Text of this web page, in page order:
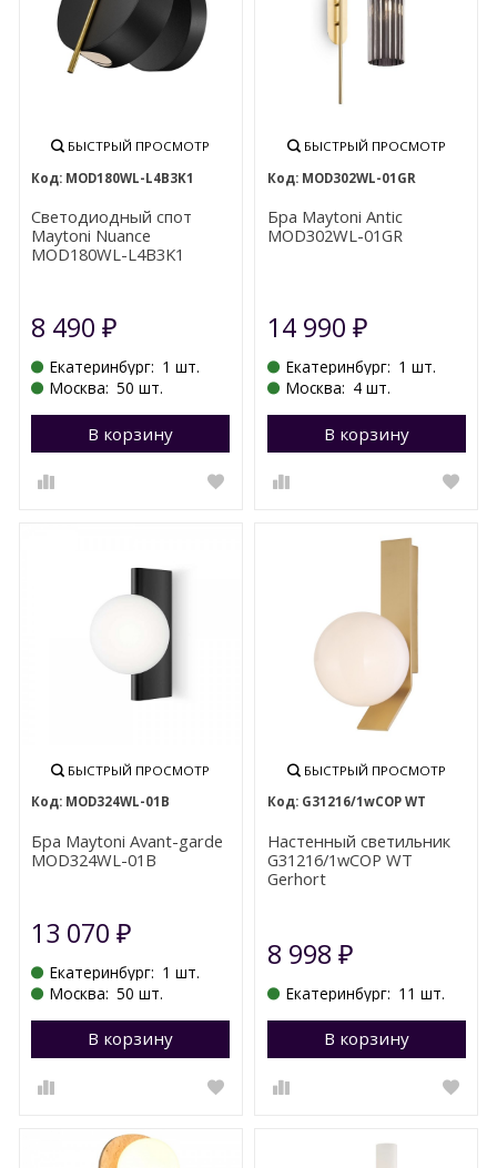
БЫСТРЫЙ ПРОСМОТР
MOD180WL-L4B3K1
Светодиодный спот
Maytoni Nuance
MOD180WL-L4B3K1
8 490₽
Екатеринбург: 1 шт.
Москва: 50 шт.
В корзину Перейти в корзину
БЫСТРЫЙ ПРОСМОТР
MOD302WL-01GR
Бра Maytoni Antic
MOD302WL-01GR
14 990 ₽
Екатеринбург: 1 шт.
Москва: 4 шт.
В корзину
БЫСТРЫЙ ПРОСМОТР
MOD324WL-01B
Бра Maytoni Avant-garde
MOD324WL-01B
13 070₽
Екатеринбург: 1 шт.
Москва: 50 шт.
В корзину Перейти в корзину
БЫСТРЫЙ ПРОСМОТР
G31216/1wCOP WT
Настенный светильник
G31216/1wCOP WT
Gerhort
8 998 ₽
Екатеринбург: 11 шт.
В корзину